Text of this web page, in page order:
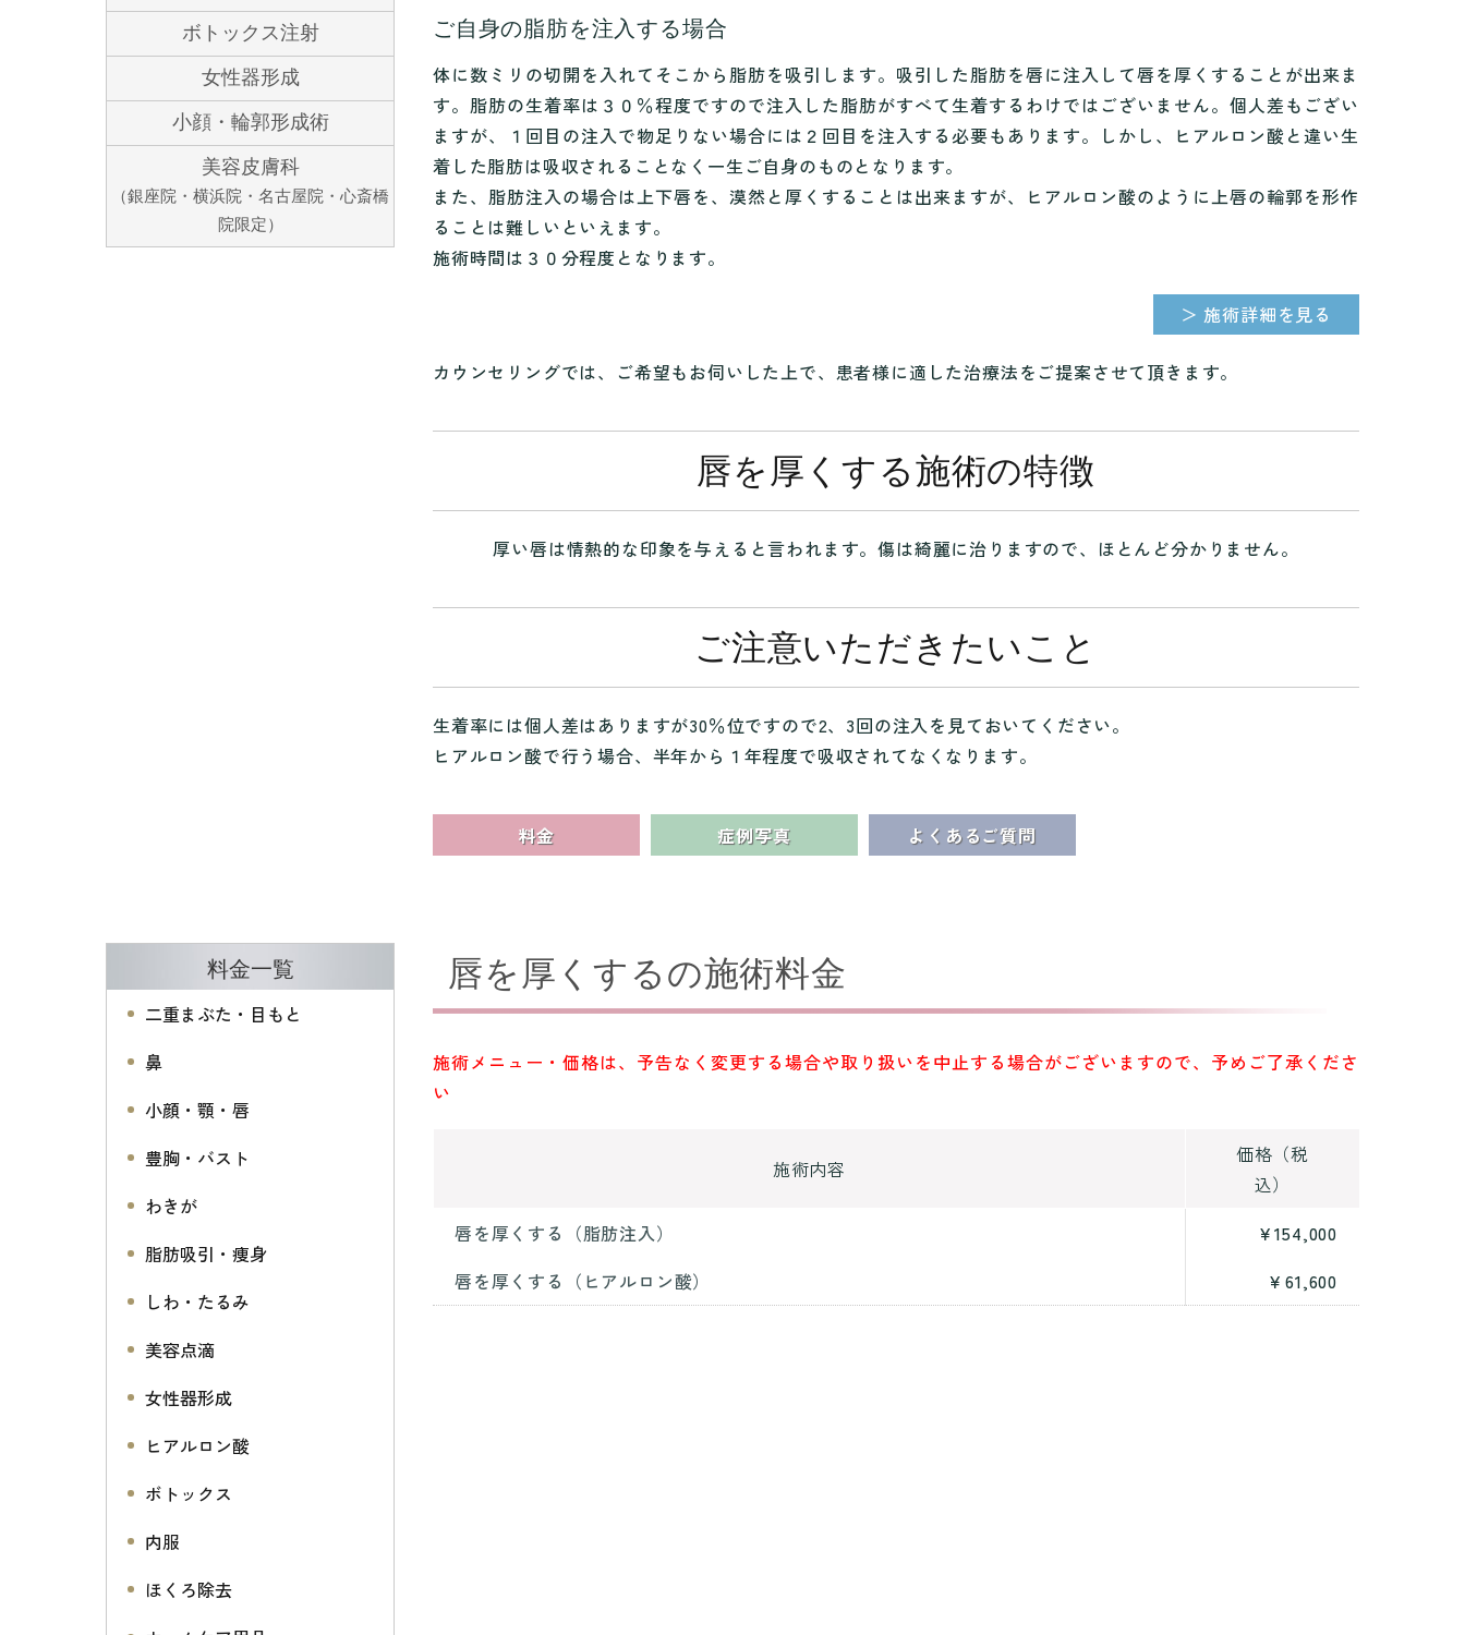
ボトックス注射
女性器形成
小顔・輪郭形成術
美容皮膚科
（銀座院・横浜院・名古屋院・心斎橋
院限定）
ご自身の脂肪を注入する場合
体に数ミリの切開を入れてそこから脂肪を吸引します。吸引した脂肪を唇に注入して唇を厚くすることが出来ま
す。脂肪の生着率は３０％程度ですので注入した脂肪がすべて生着するわけではございません。個人差もござい
ますが、１回目の注入で物足りない場合には２回目を注入する必要もあります。しかし、ヒアルロン酸と違い生
着した脂肪は吸収されることなく一生ご自身のものとなります。
また、脂肪注入の場合は上下唇を、漠然と厚くすることは出来ますが、ヒアルロン酸のように上唇の輪郭を形作
ることは難しいといえます。
施術時間は３０分程度となります。
＞ 施術詳細を見る
カウンセリングでは、ご希望もお伺いした上で、患者様に適した治療法をご提案させて頂きます。
唇を厚くする施術の特徴
厚い唇は情熱的な印象を与えると言われます。傷は綺麗に治りますので、ほとんど分かりません。
ご注意いただきたいこと
生着率には個人差はありますが30％位ですので2、3回の注入を見ておいてください。
ヒアルロン酸で行う場合、半年から１年程度で吸収されてなくなります。
料金 症例写真 よくあるご質問
料金一覧
二重まぶた・目もと
鼻
小顔・顎・唇
豊胸・バスト
わきが
脂肪吸引・痩身
しわ・たるみ
美容点滴
女性器形成
ヒアルロン酸
ボトックス
内服
ほくろ除去
唇を厚くするの施術料金
施術メニュー・価格は、予告なく変更する場合や取り扱いを中止する場合がございますので、予めご了承くださ
い
施術内容
価格（税
込）
唇を厚くする（脂肪注入）
￥154,000
唇を厚くする（ヒアルロン酸）
￥61,600